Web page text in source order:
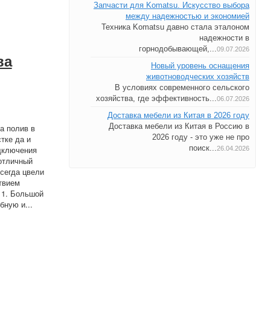
полив в
да и
цвели
Большой
и...
Запчасти для Komatsu. Искусство выбора
между надежностью и экономией
Техника Komatsu давно стала эталоном
надежности в
горнодобывающей,...09.07.2026
Новый уровень оснащения
животноводческих хозяйств
В условиях современного сельского
хозяйства, где эффективность...06.07.2026
Доставка мебели из Китая в 2026 году
Доставка мебели из Китая в Россию в
2026 году - это уже не про
поиск...26.04.2026